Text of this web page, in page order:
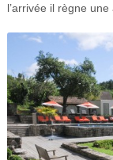
l’arrivée il règne